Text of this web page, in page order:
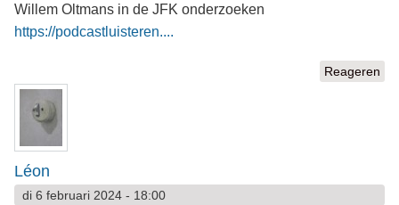
Willem Oltmans in de JFK onderzoeken
https://podcastluisteren....
Reageren
Léon
di 6 februari 2024 - 18:00